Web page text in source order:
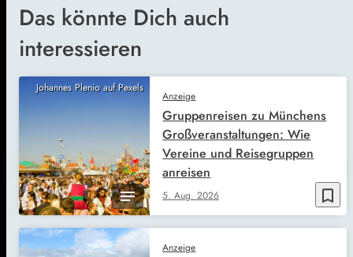
Das könnte Dich auch
interessieren
Johannes Plenio auf Pexels
bookmark_border
Anzeige
5. Aug. 2026
Gruppenreisen zu Münchens
Großveranstaltungen: Wie
Vereine und Reisegruppen
anreisen
Anzeige